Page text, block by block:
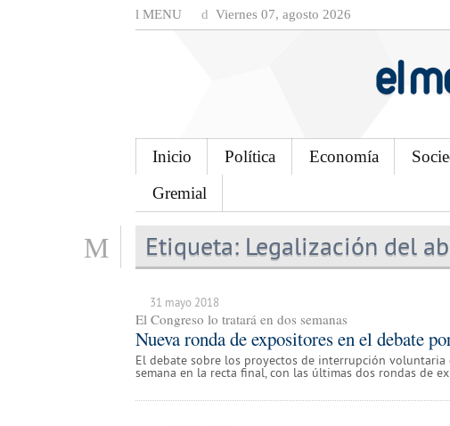
MENU Viernes 07, agosto 2026
Inicio Política Economía
Gremial
Etiqueta: Legalización del
31 mayo 2018
El Congreso lo tratará en dos semanas
Nueva ronda de expositores en el debate
El debate sobre los proyectos de interrupción
semana en la recta final, con las últimas dos rondas de